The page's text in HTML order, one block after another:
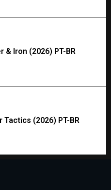
& Iron (2026) PT-BR
Tactics (2026) PT-BR